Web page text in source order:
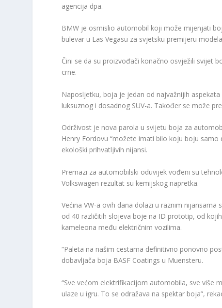
agencija dpa.
BMW je osmislio automobil koji može mijenjati
bulevar u Las Vegasu za svjetsku premijeru
Čini se da su proizvođači konačno osvježili svijet
crne.
Naposljetku, boja je jedan od najvažnijih
luksuznog i dosadnog SUV-a. Također se može
Održivost je nova parola u svijetu boja za
Henry Fordovu “možete imati bilo koju boju samo
ekološki prihvatljivih nijansi.
Premazi za automobilski oduvijek vođeni su
Volkswagen rezultat su kemijskog napretka.
Većina VW-a ovih dana dolazi u raznim
od 40 različitih slojeva boje na ID prototip, od
kameleona među električnim vozilima.
“Paleta na našim cestama definitivno ponovno
dobavljača boja BASF Coatings u Muensteru.
“Sve većom elektrifikacijom automobila, sve više
ulaze u igru. To se odražava na spektar boja”,